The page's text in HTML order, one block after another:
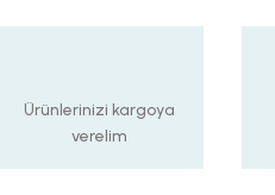
Ürünlerinizi kargoya
verelim